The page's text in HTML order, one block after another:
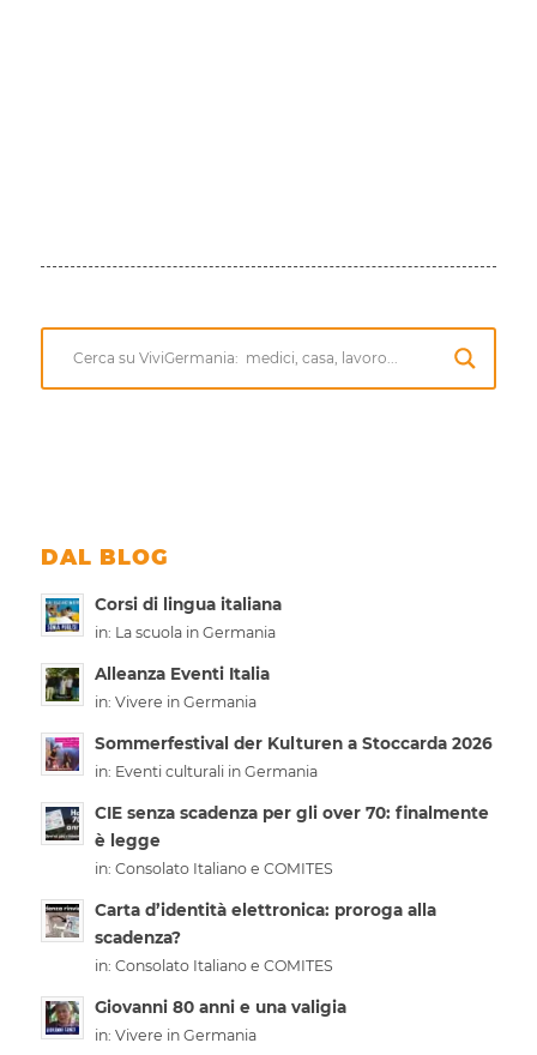
DAL BLOG
Corsi di lingua italiana
in: La scuola in Germania
Alleanza Eventi Italia
in: Vivere in Germania
Sommerfestival der Kulturen a Stoccarda 2026
in: Eventi culturali in Germania
CIE senza scadenza per gli over 70: finalmente
è legge
in: Consolato Italiano e COMITES
Carta d’identità elettronica: proroga alla
scadenza?
in: Consolato Italiano e COMITES
Giovanni 80 anni e una valigia
in: Vivere in Germania